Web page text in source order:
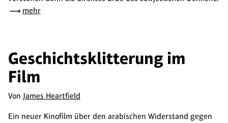
mehr
Geschichtsklitterung im
Film
Von James Heartfield
Ein neuer Kinofilm über den arabischen Widerstand gegen